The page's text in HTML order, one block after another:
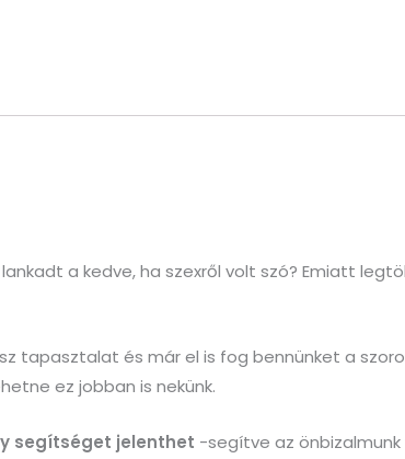
a kedve, ha szexről volt szó? Emiatt
tapasztalat és már el is fog bennünket a
ez jobban is nekünk.
segítséget jelenthet -segítve az